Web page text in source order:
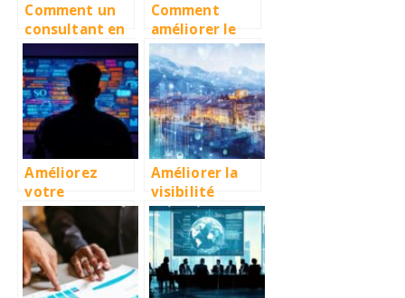
Comment un
consultant en
référencement
naturel peut
améliorer la
visibilité de
votre PME
Comment
améliorer le
classement de
votre site
grâce à l’audit
SEO et aux
stratégies de
l’Agence
Hyperion
Améliorez
votre
stratégie SEO
avec
l’optimisation
sémantique de
vos contenus
Améliorer la
visibilité
locale de votre
entreprise à
Grenoble
grâce au SEO